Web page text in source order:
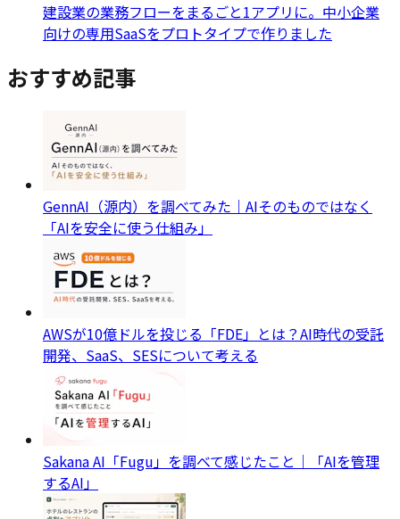
建設業の業務フローをまるごと1アプリに。中小企業
向けの専用SaaSをプロトタイプで作りました
おすすめ記事
GennAI（源内）を調べてみた｜AIそのものではなく
「AIを安全に使う仕組み」
AWSが10億ドルを投じる「FDE」とは？AI時代の受託
開発、SaaS、SESについて考える
Sakana AI「Fugu」を調べて感じたこと｜「AIを管理
するAI」